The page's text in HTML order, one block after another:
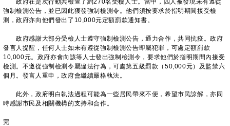
政府在是次行動共檢查了約270名受檢人士。當中，四人被發現未有遵從
強制檢測公告，並已因此獲發強制檢測令。他們須按要求於指明期間接受檢
測，政府亦向他們發出了10,000元定額罰款通知書。
政府感謝大部分受檢人士遵守強制檢測公告，通力合作，共同抗疫。政府
發言人提醒，任何人士如未有遵從強制檢測公告即屬犯罪，可處定額罰款
10,000元。政府亦會向該等人士發出強制檢測令，要求他們於指明期間內接受
檢測。不遵從強制檢測令屬違法行為，可處第五級罰款（50,000元）及監禁六
個月。發言人重申，政府會繼續嚴格執法。
此外，政府明白執法過程可能為一些居民帶來不便，希望市民諒解，亦同
時感謝市民及相關機構的支持和合作。
完